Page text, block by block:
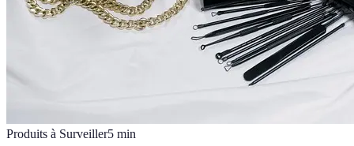
Produits à Surveiller5 min